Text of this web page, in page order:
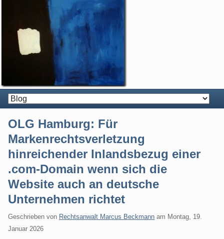
OLG Hamburg: Für
Markenrechtsverletzung
hinreichender Inlandsbezug einer
.com-Domain wenn sich die
Website auch an deutsche
Unternehmen richtet
Geschrieben von Rechtsanwalt Marcus Beckmann am Montag, 19.
Januar 2026